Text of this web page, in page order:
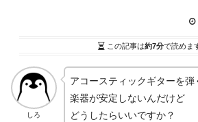
この記事は約7分で読めま
しろ
アコースティックギターを弾
楽器が安定しないんだけど
どうしたらいいですか？